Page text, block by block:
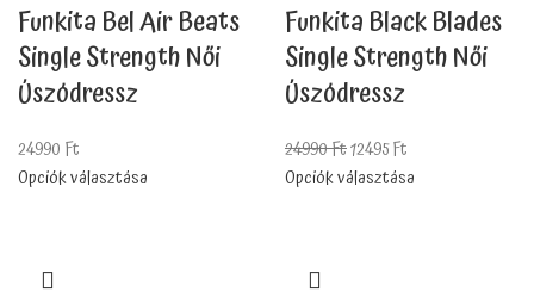
Funkita Bel Air Beats
Single Strength Női
Úszódressz
24990 Ft
Opciók választása
Funkita Black Blades
Single Strength Női
Úszódressz
24990Ft12495Ft
Opciók választása